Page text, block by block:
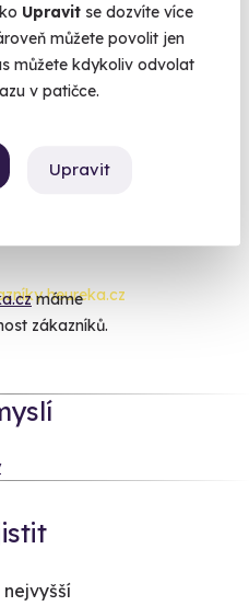
Upravit se dozvíte více
můžete povolit jen
můžete kdykoliv odvolat
v patičce.
Upravit
máme
zákazníků.